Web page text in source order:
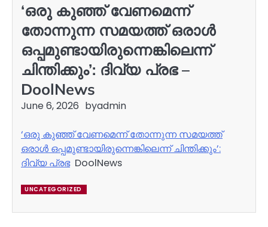
‘ഒരു കുഞ്ഞ് വേണമെന്ന്
തോന്നുന്ന സമയത്ത് ഒരാൾ
ഒപ്പമുണ്ടായിരുന്നെങ്കിലെന്ന്
ചിന്തിക്കും’: ദിവ്യ പ്രഭ –
DoolNews
June 6, 2026 byadmin
‘ഒരു കുഞ്ഞ് വേണമെന്ന് തോന്നുന്ന സമയത്ത്
ഒരാൾ ഒപ്പമുണ്ടായിരുന്നെങ്കിലെന്ന് ചിന്തിക്കും’:
ദിവ്യ പ്രഭDoolNews
UNCATEGORIZED